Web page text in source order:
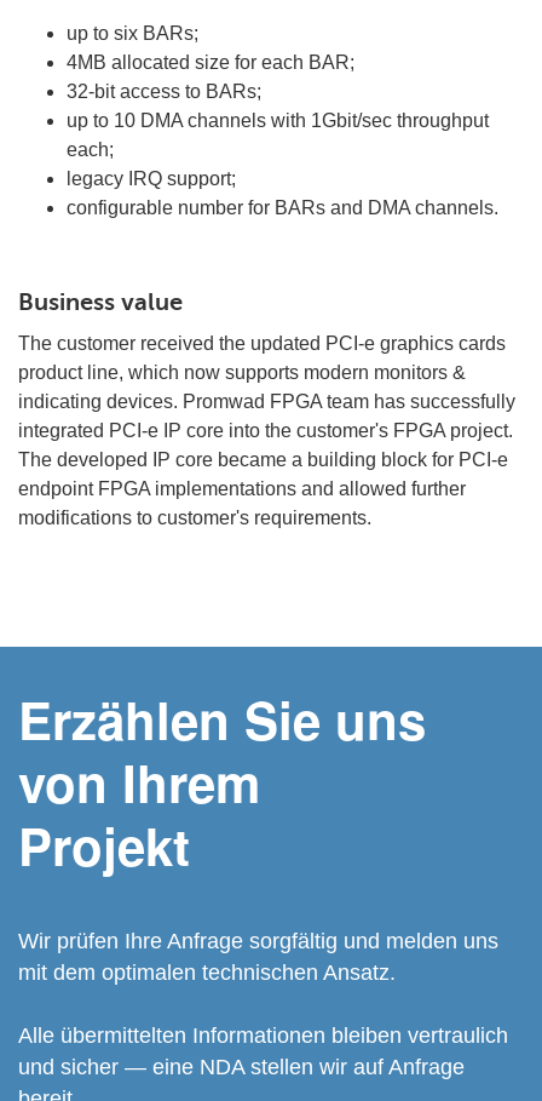
up to six BARs;
4MB allocated size for each BAR;
32-bit access to BARs;
up to 10 DMA channels with 1Gbit/sec throughput
each;
legacy IRQ support;
configurable number for BARs and DMA channels.
Business value
The customer received the updated PCI-e graphics cards
product line, which now supports modern monitors &
indicating devices. Promwad FPGA team has successfully
integrated PCI-e IP core into the customer's FPGA project.
The developed IP core became a building block for PCI-e
endpoint FPGA implementations and allowed further
modifications to customer's requirements.
Erzählen Sie uns
von Ihrem
Projekt
Wir prüfen Ihre Anfrage sorgfältig und melden uns
mit dem optimalen technischen Ansatz.
Alle übermittelten Informationen bleiben vertraulich
und sicher — eine NDA stellen wir auf Anfrage